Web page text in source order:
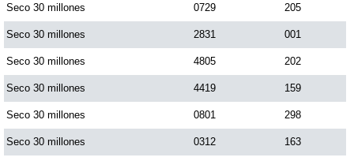
Pick 3 Noche
Pick 4 Día
Pick 4 Noche
Pijao de Oro
Seco 30 millones 0729 205
Seco 30 millones 2831 001
Seco 30 millones 4805 202
Seco 30 millones 4419 159
Seco 30 millones 0801 298
Seco 30 millones 0312 163